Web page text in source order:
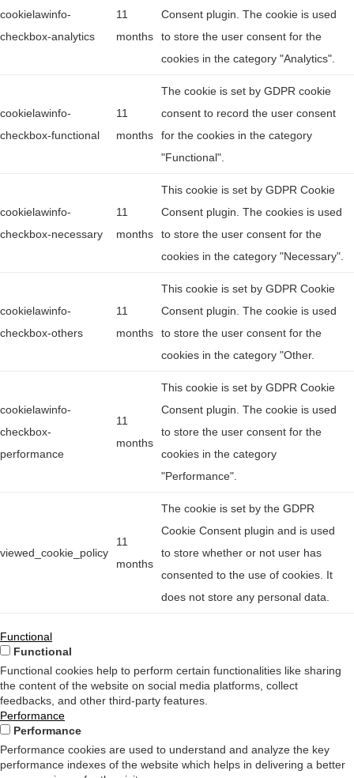
cookielawinfo-
checkbox-analytics
11
months
Consent plugin. The cookie is used
to store the user consent for the
cookies in the category "Analytics".
cookielawinfo-
checkbox-functional
11
months
The cookie is set by GDPR cookie
consent to record the user consent
for the cookies in the category
"Functional".
cookielawinfo-
checkbox-necessary
11
months
This cookie is set by GDPR Cookie
Consent plugin. The cookies is used
to store the user consent for the
cookies in the category "Necessary".
cookielawinfo-
checkbox-others
11
months
This cookie is set by GDPR Cookie
Consent plugin. The cookie is used
to store the user consent for the
cookies in the category "Other.
cookielawinfo-
checkbox-
performance
11
months
This cookie is set by GDPR Cookie
Consent plugin. The cookie is used
to store the user consent for the
cookies in the category
"Performance".
viewed_cookie_policy
11
months
The cookie is set by the GDPR
Cookie Consent plugin and is used
to store whether or not user has
consented to the use of cookies. It
does not store any personal data.
Functional
Functional
Functional cookies help to perform certain functionalities like sharing
the content of the website on social media platforms, collect
feedbacks, and other third-party features.
Performance
Performance
Performance cookies are used to understand and analyze the key
performance indexes of the website which helps in delivering a better